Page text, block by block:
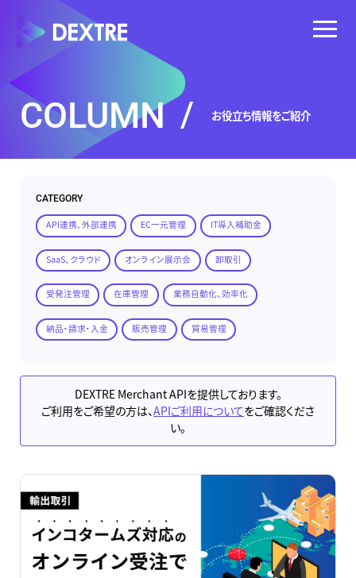
COLUMN / お役立ち情報をご紹介
CATEGORY
API連携、外部連携 EC一元管理 IT導入補助金
SaaS、クラウド オンライン展示会 卸取引
受発注管理 在庫管理 業務自動化、効率化
納品・請求・入金 販売管理 貿易管理
DEXTRE Merchant APIを提供しております。
ご利用をご希望の方は、APIご利用についてをご確認くださ
い。